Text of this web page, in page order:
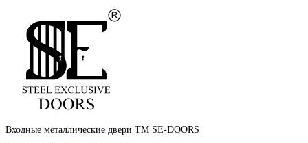
Входные металлические двери TM SE-DOORS